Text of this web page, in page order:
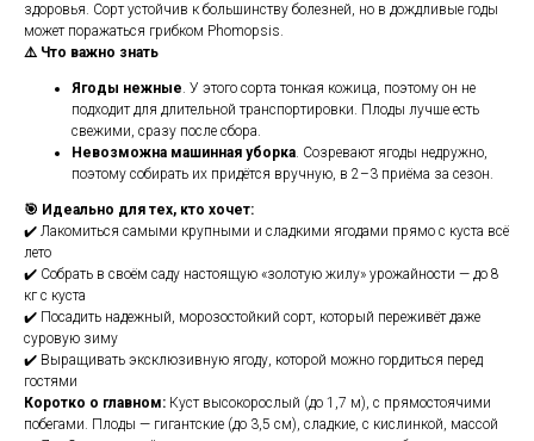
здоровья. Сорт устойчив к большинству болезней, но в дождливые годы
может поражаться грибком Phomopsis.
⚠️ Что важно знать
Ягоды нежные. У этого сорта тонкая кожица, поэтому он не
подходит для длительной транспортировки. Плоды лучше есть
свежими, сразу после сбора.
Невозможна машинная уборка. Созревают ягоды недружно,
поэтому собирать их придётся вручную, в 2–3 приёма за сезон.
🎯 Идеально для тех, кто хочет:
✔️ Лакомиться самыми крупными и сладкими ягодами прямо с куста всё
лето
✔️ Собрать в своём саду настоящую «золотую жилу» урожайности — до 8
кг с куста
✔️ Посадить надежный, морозостойкий сорт, который переживёт даже
суровую зиму
✔️ Выращивать эксклюзивную ягоду, которой можно гордиться перед
гостями
Коротко о главном: Куст высокорослый (до 1,7 м), с прямостоячими
побегами. Плоды — гигантские (до 3,5 см), сладкие, с кислинкой, массой